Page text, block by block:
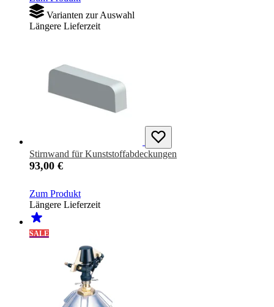
Varianten zur Auswahl
Längere Lieferzeit
Stirnwand für Kunststoffabdeckungen
93,00 €
Zum Produkt
Längere Lieferzeit
SALE